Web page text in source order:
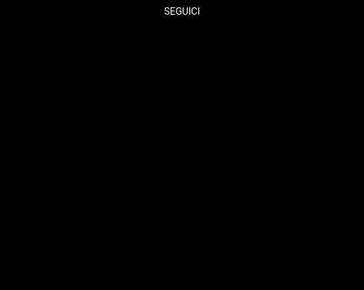
SEGUICI